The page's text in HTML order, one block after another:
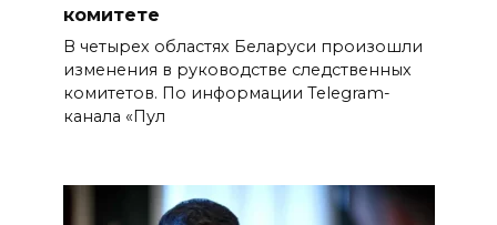
комитете
В четырех областях Беларуси произошли
изменения в руководстве следственных
комитетов. По информации Telegram-
канала «Пул